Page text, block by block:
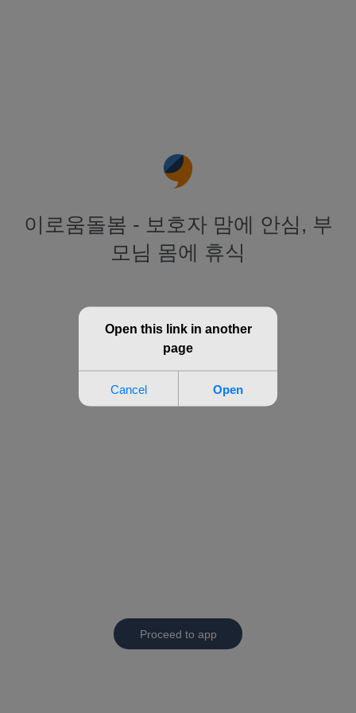
이로움돌봄 - 보호자 맘에 안심, 부
모님 몸에 휴식
Proceed to app